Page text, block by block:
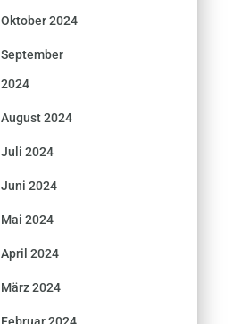
Oktober 2024
September
2024
August 2024
Juli 2024
Juni 2024
Mai 2024
April 2024
März 2024